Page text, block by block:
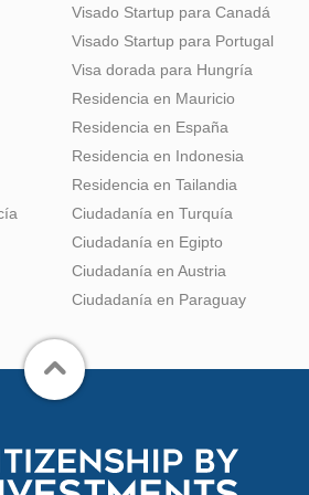
Visado Startup para Canadá
Visado Startup para Portugal
Visa dorada para Hungría
Residencia en Mauricio
Residencia en España
Residencia en Indonesia
Residencia en Tailandia
Ciudadanía en Turquía
Ciudadanía en Egipto
Ciudadanía en Austria
Ciudadanía en Paraguay